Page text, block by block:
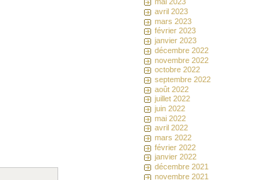
mai 2023
avril 2023
mars 2023
février 2023
janvier 2023
décembre 2022
novembre 2022
octobre 2022
septembre 2022
août 2022
juillet 2022
juin 2022
mai 2022
avril 2022
mars 2022
février 2022
janvier 2022
décembre 2021
novembre 2021